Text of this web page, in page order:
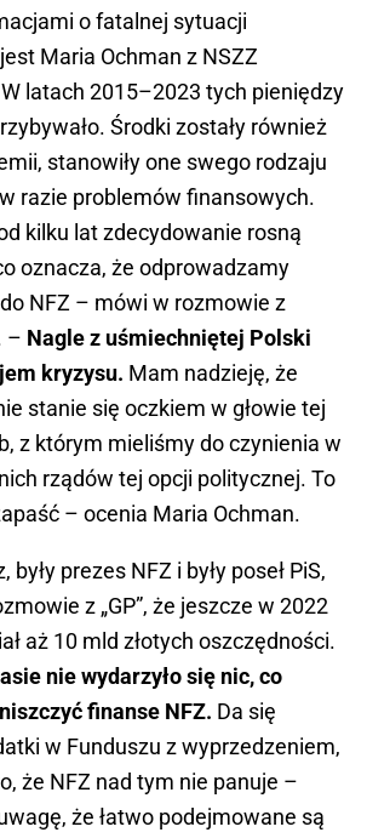
o fatalnej sytuacji
Maria Ochman z NSZZ
W latach 2015–2023 tych pieniędzy
Środki zostały również
stanowiły one swego rodzaju
razie problemów finansowych.
kilku lat zdecydowanie rosną
oznacza, że odprowadzamy
NFZ – mówi w rozmowie z
– Nagle z uśmiechniętej Polski
kryzysu. Mam nadzieję, że
stanie się oczkiem w głowie tej
z którym mieliśmy do czynienia w
rządów tej opcji politycznej. To
– ocenia Maria Ochman.
były prezes NFZ i były poseł PiS,
z „GP”, że jeszcze w 2022
aż 10 mld złotych oszczędności.
nie wydarzyło się nic, co
finanse NFZ. Da się
w Funduszu z wyprzedzeniem,
że NFZ nad tym nie panuje –
że łatwo podejmowane są